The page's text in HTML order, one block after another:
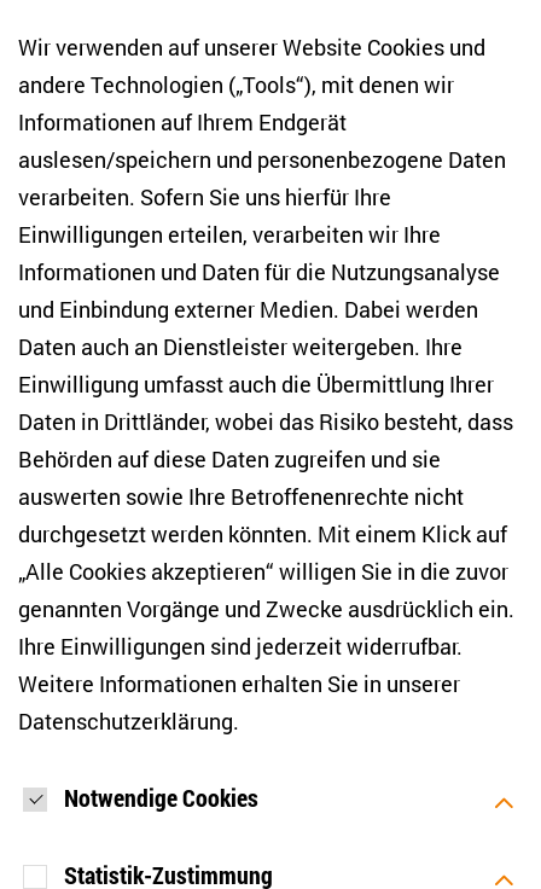
Zentrum für Osteuropa- und internationale
Studien
Anton-Wilhelm-Amo-Str. 60
10117 Berlin
Tel. +49 (30) 2005949-17
info(at)zois-berlin(dot)de
NEWSLETTER
E-Mail-Adresse eingeben*
Ich möchte regelmäßig über aktuelle Themen,
werden. Ich bin zudem damit einverstanden, dass meine
Interaktionen mit den Newslettern gemessen werden (z. B.
Öffnung der E-Mail, angeklickte Links), sodass das ZOiS den
Newsletter optimieren und weiterhin möglichst relevante
mit Wirkung für die Zukunft widerrufen (Abmeldelink in jeder
von HTML-Inhalten in Ihrem E-Mail-Programm
standardmäßig deaktivieren. Weitere Hinweise zum
Wir verwenden auf unserer Website Cookies und
andere Technologien („Tools“), mit denen wir
Informationen auf Ihrem Endgerät
auslesen/speichern und personenbezogene Daten
verarbeiten. Sofern Sie uns hierfür Ihre
Einwilligungen erteilen, verarbeiten wir Ihre
Informationen und Daten für die Nutzungsanalyse
und Einbindung externer Medien. Dabei werden
Daten auch an Dienstleister weitergeben. Ihre
Einwilligung umfasst auch die Übermittlung Ihrer
Daten in Drittländer, wobei das Risiko besteht, dass
Behörden auf diese Daten zugreifen und sie
auswerten sowie Ihre Betroffenenrechte nicht
durchgesetzt werden könnten. Mit einem Klick auf
„Alle Cookies akzeptieren“ willigen Sie in die zuvor
genannten Vorgänge und Zwecke ausdrücklich ein.
Ihre Einwilligungen sind jederzeit widerrufbar.
Weitere Informationen erhalten Sie in unserer
Datenschutzerklärung.
Notwendige Cookies
Statistik-Zustimmung